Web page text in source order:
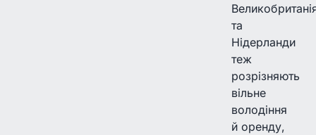
та
Нідерланди
теж
розрізняють
вільне
володіння
й оренду,